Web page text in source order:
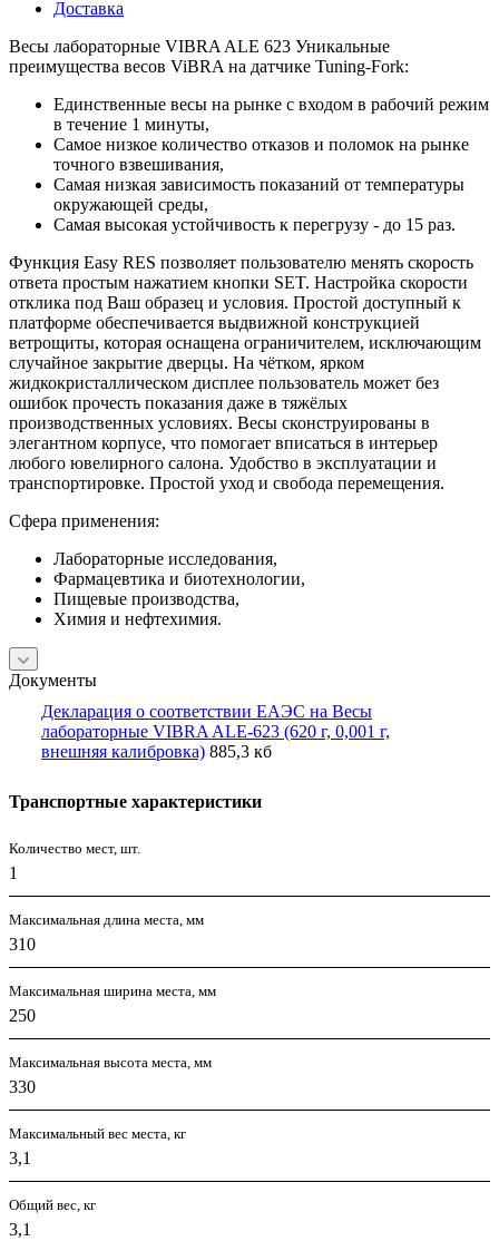
Доставка
Весы лабораторные VIBRA ALE 623 Уникальные
преимущества весов ViBRA на датчике Tuning-Fork:
Единственные весы на рынке с входом в рабочий режим
в течение 1 минуты,
Самое низкое количество отказов и поломок на рынке
точного взвешивания,
Самая низкая зависимость показаний от температуры
окружающей среды,
Самая высокая устойчивость к перегрузу - до 15 раз.
Функция Easy RES позволяет пользователю менять скорость
ответа простым нажатием кнопки SET. Настройка скорости
отклика под Ваш образец и условия. Простой доступный к
платформе обеспечивается выдвижной конструкцией
ветрощиты, которая оснащена ограничителем, исключающим
случайное закрытие дверцы. На чётком, ярком
жидкокристаллическом дисплее пользователь может без
ошибок прочесть показания даже в тяжёлых
производственных условиях. Весы сконструированы в
элегантном корпусе, что помогает вписаться в интерьер
любого ювелирного салона. Удобство в эксплуатации и
транспортировке. Простой уход и свобода перемещения.
Сфера применения:
Лабораторные исследования,
Фармацевтика и биотехнологии,
Пищевые производства,
Химия и нефтехимия.
Документы
Декларация о соответствии ЕАЭС на Весы
лабораторные VIBRA ALE-623 (620 г, 0,001 г,
внешняя калибровка) 885,3 кб
Транспортные характеристики
Количество мест, шт.
1
Максимальная длина места, мм
310
Максимальная ширина места, мм
250
Максимальная высота места, мм
330
Максимальный вес места, кг
3,1
Общий вес, кг
3,1